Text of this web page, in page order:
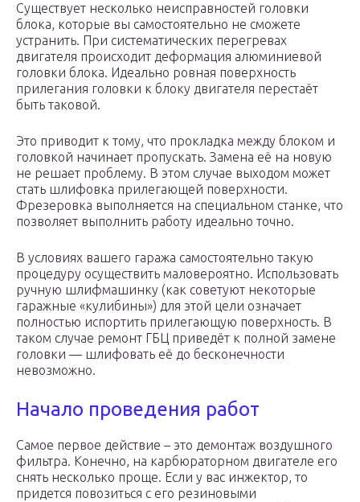
Существует несколько неисправностей головки
блока, которые вы самостоятельно не сможете
устранить. При систематических перегревах
двигателя происходит деформация алюминиевой
головки блока. Идеально ровная поверхность
прилегания головки к блоку двигателя перестаёт
быть таковой.
Это приводит к тому, что прокладка между блоком и
головкой начинает пропускать. Замена её на новую
не решает проблему. В этом случае выходом может
стать шлифовка прилегающей поверхности.
Фрезеровка выполняется на специальном станке, что
позволяет выполнить работу идеально точно.
В условиях вашего гаража самостоятельно такую
процедуру осуществить маловероятно. Использовать
ручную шлифмашинку (как советуют некоторые
гаражные «кулибины») для этой цели означает
полностью испортить прилегающую поверхность. В
таком случае ремонт ГБЦ приведёт к полной замене
головки — шлифовать её до бесконечности
невозможно.
Начало проведения работ
Самое первое действие – это демонтаж воздушного
фильтра. Конечно, на карбюраторном двигателе его
снять несколько проще. Если у вас инжектор, то
придется повозиться с его резиновыми